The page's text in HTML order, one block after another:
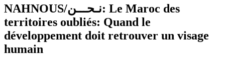
NAHNOUS/نـحـــن: Le Maroc des
territoires oubliés: Quand le
développement doit retrouver un visage
humain